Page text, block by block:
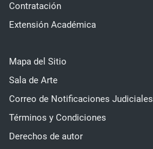
Contratación
Extensión Académica
Mapa del Sitio
Sala de Arte
Correo de Notificaciones Judiciales
Términos y Condiciones
Derechos de autor